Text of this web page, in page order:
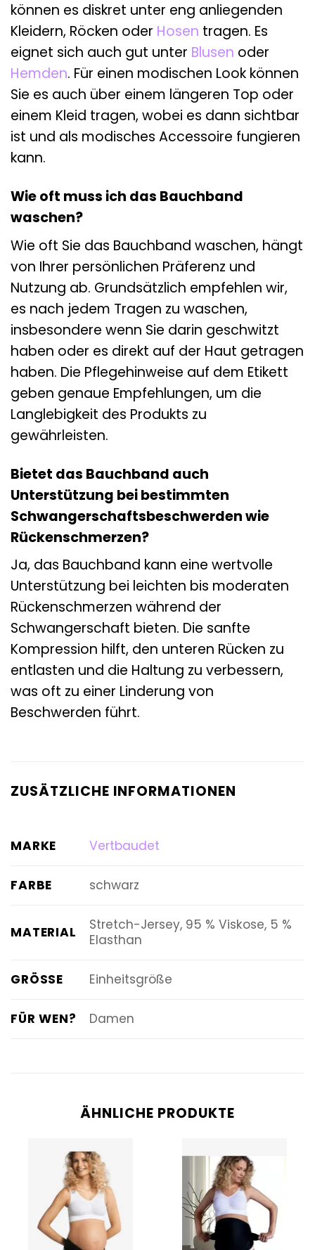
können es diskret unter eng anliegenden
Kleidern, Röcken oder Hosen tragen. Es
eignet sich auch gut unter Blusen oder
Hemden. Für einen modischen Look können
Sie es auch über einem längeren Top oder
einem Kleid tragen, wobei es dann sichtbar
ist und als modisches Accessoire fungieren
kann.
Wie oft muss ich das Bauchband
waschen?
Wie oft Sie das Bauchband waschen, hängt
von Ihrer persönlichen Präferenz und
Nutzung ab. Grundsätzlich empfehlen wir,
es nach jedem Tragen zu waschen,
insbesondere wenn Sie darin geschwitzt
haben oder es direkt auf der Haut getragen
haben. Die Pflegehinweise auf dem Etikett
geben genaue Empfehlungen, um die
Langlebigkeit des Produkts zu
gewährleisten.
Bietet das Bauchband auch
Unterstützung bei bestimmten
Schwangerschaftsbeschwerden wie
Rückenschmerzen?
Ja, das Bauchband kann eine wertvolle
Unterstützung bei leichten bis moderaten
Rückenschmerzen während der
Schwangerschaft bieten. Die sanfte
Kompression hilft, den unteren Rücken zu
entlasten und die Haltung zu verbessern,
was oft zu einer Linderung von
Beschwerden führt.
ZUSÄTZLICHE INFORMATIONEN
MARKE Vertbaudet
FARBE schwarz
MATERIAL
Stretch-Jersey, 95 % Viskose, 5 %
Elasthan
GRÖSSE Einheitsgröße
FÜR WEN? Damen
ÄHNLICHE PRODUKTE